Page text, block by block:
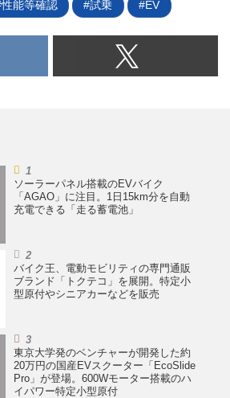
性能等確認 試乗 EV
ソーラーパネル搭載のEVバイク
「AGAO」に注目。1日15km分を自動
充電できる「走る蓄電池」
バイク王、電動モビリティの専門通販
ブランド「トクテコ」を展開。特定小
型原付やシニアカーなどを販売
東京大学発のベンチャーが開発した約
20万円の国産EVスクーター「EcoSlide
Pro」が登場。600Wモーター搭載のハ
イパワー特定小型原付